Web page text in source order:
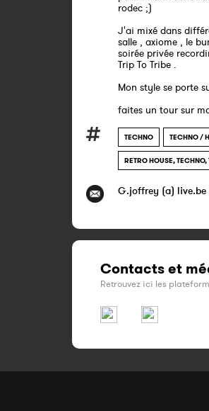
rodec ;)
J'ai mixé dans
salle , axiome , le
soirée privée
Trip To Tribe .
Mon style se porte
faites un tour sur
TECHNO TECHNO /
RETRO HOUSE, TECHNO,
G.joffrey (a) live.be
Contacts et
Retrouvez ici les